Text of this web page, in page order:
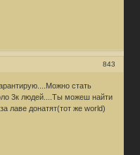
843
стать
3к людей....Ты можеш найти
лаве донатят(тот же world)